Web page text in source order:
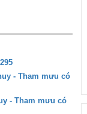
- Tham mưu có
- Tham mưu có